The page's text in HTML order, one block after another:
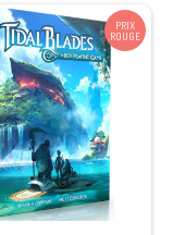
PRIX
ROUGE